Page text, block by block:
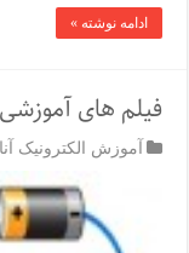
ادامه نوشته »
فیلم های آموزشی
آموزش الکترونیک